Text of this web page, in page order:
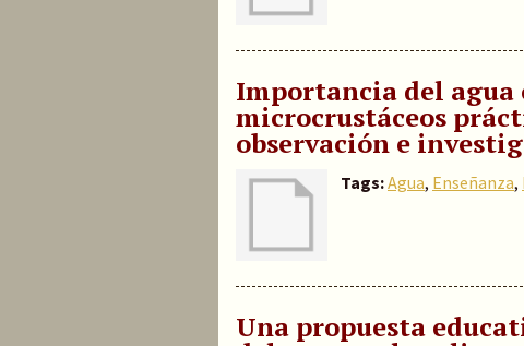
Importancia del agua
microcrustáceos
observación e
Tags:Agua, Enseñanza,
Una propuesta